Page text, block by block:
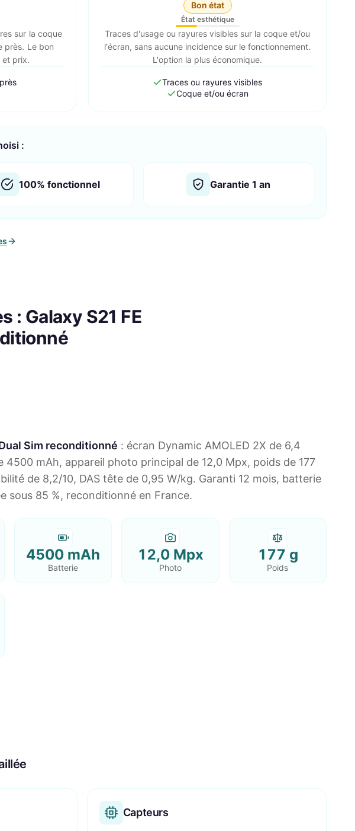
sur la coque
près. Le bon
et prix.
Bon état
État esthétique
Traces d'usage ou rayures visibles sur la coque et/ou
l'écran, sans aucune incidence sur le fonctionnement.
L'option la plus économique.
Traces ou rayures visibles
Coque et/ou écran
:
100% fonctionnel Garantie 1 an
Galaxy S21 FE
Sim reconditionné : écran Dynamic AMOLED 2X de 6,4
4500 mAh, appareil photo principal de 12,0 Mpx, poids de 177
de 8,2/10, DAS tête de 0,95 W/kg. Garanti 12 mois, batterie
sous 85 %, reconditionné en France.
4500 mAh
Batterie
12,0 Mpx
Photo
177 g
Poids
Capteurs